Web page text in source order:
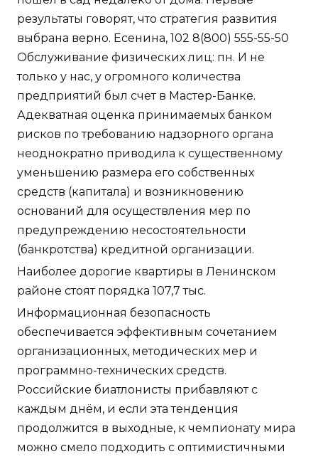
результаты говорят, что стратегия развития
выбрана верно. Есенина, 102 8(800) 555-55-50
Обслуживание физических лиц: пн. И не
только у нас, у огромного количества
предприятий был счет в Мастер-Банке.
Адекватная оценка принимаемых банком
рисков по требованию надзорного органа
неоднократно приводила к существенному
уменьшению размера его собственных
средств (капитала) и возникновению
оснований для осуществления мер по
предупреждению несостоятельности
(банкротства) кредитной организации.
Наиболее дорогие квартиры в Ленинском
районе стоят порядка 107,7 тыс.
Информационная безопасность
обеспечивается эффективным сочетанием
организационных, методических мер и
программно-технических средств.
Российские биатлонисты прибавляют с
каждым днём, и если эта тенденция
продолжится в выходные, к чемпионату мира
можно смело подходить с оптимистичными